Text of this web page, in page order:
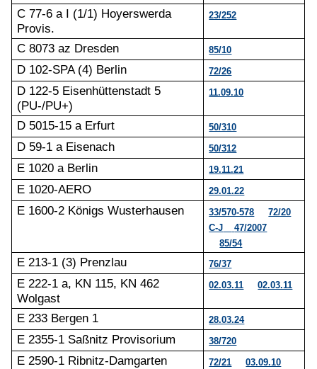
C 77-6 a I (1/1) Hoyerswerda
Provis.
23/252
C 8073 az Dresden 85/10
D 102-SPA (4) Berlin 72/26
D 122-5 Eisenhüttenstadt 5
(PU-/PU+)
11.09.10
D 5015-15 a Erfurt 50/310
D 59-1 a Eisenach 50/312
E 1020 a Berlin 19.11.21
E 1020-AERO 29.01.22
E 1600-2 Königs Wusterhausen 33/570-578
72/20
C-J
47/2007
85/54
E 213-1 (3) Prenzlau 76/37
E 222-1 a, KN 115, KN 462
Wolgast
02.03.11 02.03.11
E 233 Bergen 1 28.03.24
E 2355-1 Saßnitz Provisorium 38/720
E 2590-1 Ribnitz-Damgarten 72/21
03.09.10